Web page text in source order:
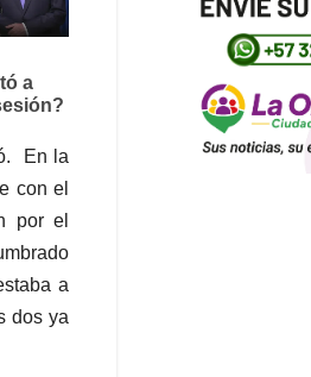
En la
con el
por el
a
dos ya